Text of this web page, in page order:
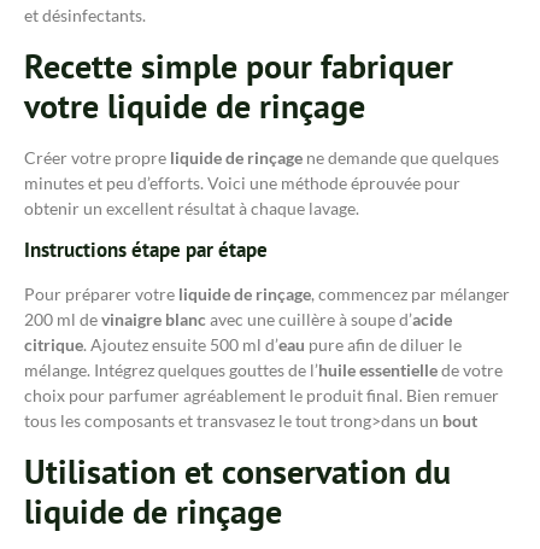
et désinfectants.
Recette simple pour fabriquer
votre liquide de rinçage
Créer votre propre liquide de rinçage ne demande que quelques
minutes et peu d’efforts. Voici une méthode éprouvée pour
obtenir un excellent résultat à chaque lavage.
Instructions étape par étape
Pour préparer votre liquide de rinçage, commencez par mélanger
200 ml devinaigre blancavec une cuillère à soupe d’acide
citrique. Ajoutez ensuite 500 ml d’eau pure afin de diluer le
mélange. Intégrez quelques gouttes de l’huile essentiellede votre
choix pour parfumer agréablement le produit final. Bien remuer
tous les composants et transvasez le tout trong>dans un bout
Utilisation et conservation du
liquide de rinçage